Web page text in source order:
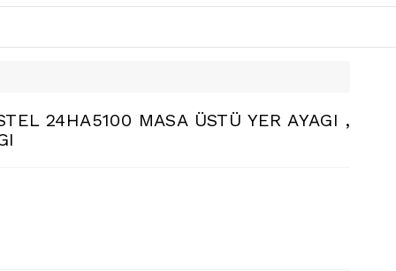
24HA5100 MASA ÜSTÜ YER AYAGI ,